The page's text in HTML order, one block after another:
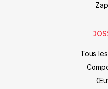
Tous